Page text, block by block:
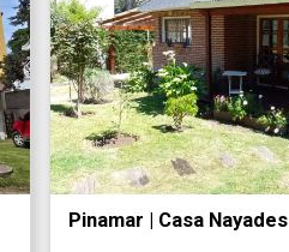
Pinamar | Casa Nayades